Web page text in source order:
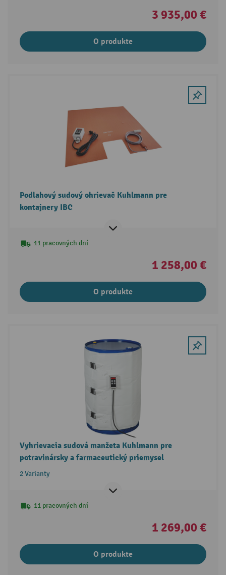
3 935,00 €
O produkte
Podlahový sudový ohrievač Kuhlmann pre
kontajnery IBC
11 pracovných dní
1 258,00 €
O produkte
Vyhrievacia sudová manžeta Kuhlmann pre
potravinársky a farmaceutický priemysel
2 Varianty
11 pracovných dní
1 269,00 €
O produkte